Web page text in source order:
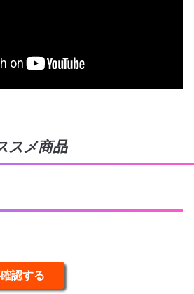
スメ商品
認する